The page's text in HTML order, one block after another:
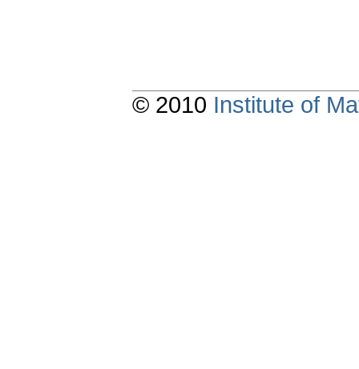
© 2010 Institute of